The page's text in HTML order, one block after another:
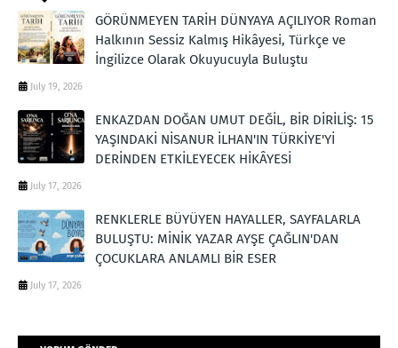
GÖRÜNMEYEN TARİH DÜNYAYA AÇILIYOR Roman
Halkının Sessiz Kalmış Hikâyesi, Türkçe ve
İngilizce Olarak Okuyucuyla Buluştu
July 19, 2026
ENKAZDAN DOĞAN UMUT DEĞİL, BİR DİRİLİŞ: 15
YAŞINDAKİ NİSANUR İLHAN'IN TÜRKİYE'Yİ
DERİNDEN ETKİLEYECEK HİKÂYESİ
July 17, 2026
RENKLERLE BÜYÜYEN HAYALLER, SAYFALARLA
BULUŞTU: MİNİK YAZAR AYŞE ÇAĞLIN'DAN
ÇOCUKLARA ANLAMLI BİR ESER
July 17, 2026